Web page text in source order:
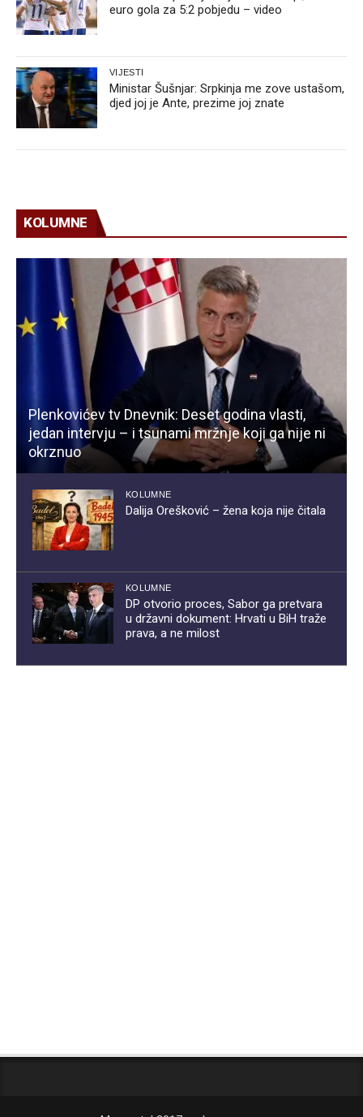
euro gola za 5:2 pobjedu – video
VIJESTI
Ministar Šušnjar: Srpkinja me zove ustašom,
djed joj je Ante, prezime joj znate
KOLUMNE
Plenkovićev tv Dnevnik: Deset godina vlasti,
jedan intervju – i tsunami mržnje koji ga nije ni
okrznuo
KOLUMNE
Dalija Orešković – žena koja nije čitala
KOLUMNE
DP otvorio proces, Sabor ga pretvara
u državni dokument: Hrvati u BiH traže
prava, a ne milost